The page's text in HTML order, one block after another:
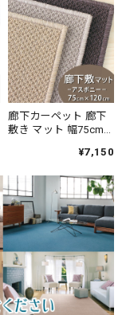
廊下カーペット 廊下
敷き マット 幅75cm×
く遊び毛出にくい素
い♪ 波紋のような上
質感のあるテクスチ
ャー 無地 ループ カー
ペット全3色 防炎ラベ
ル付『アスボニ
ー/BNI』
¥7,150